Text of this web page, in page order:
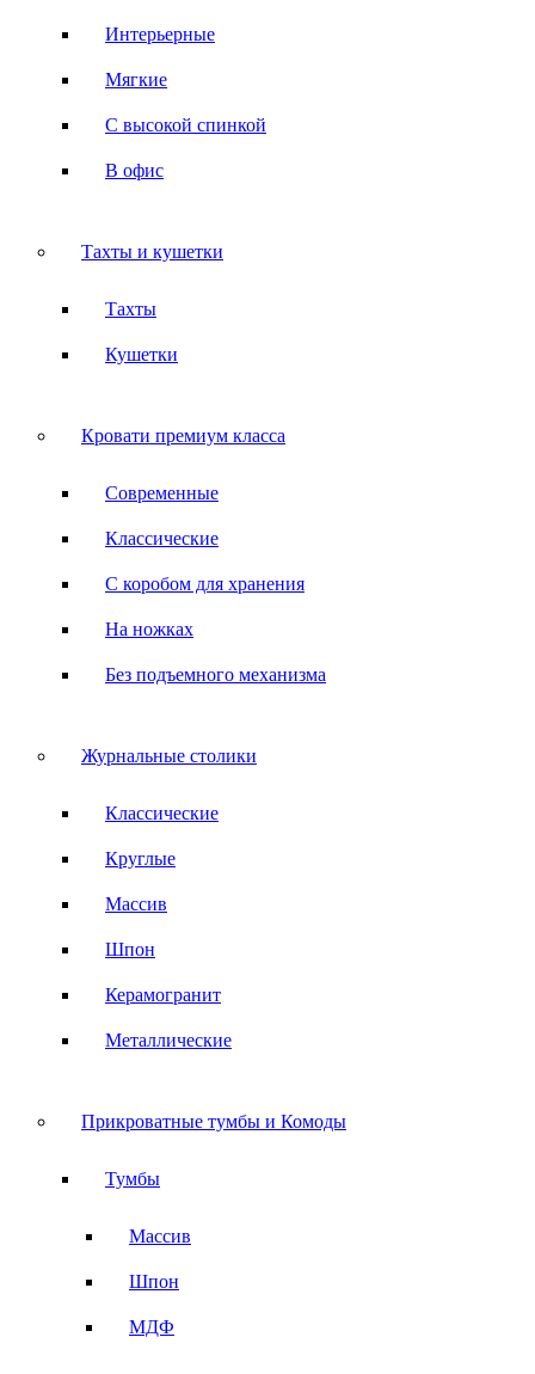
Интерьерные
Мягкие
С высокой спинкой
В офис
Тахты и кушетки
Тахты
Кушетки
Кровати премиум класса
Современные
Классические
С коробом для хранения
На ножках
Без подъемного механизма
Журнальные столики
Классические
Круглые
Массив
Шпон
Керамогранит
Металлические
Прикроватные тумбы и Комоды
Тумбы
Массив
Шпон
МДФ